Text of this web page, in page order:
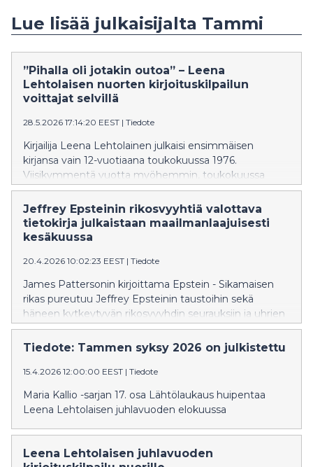
Lue lisää julkaisijalta Tammi
”Pihalla oli jotakin outoa” – Leena
Lehtolaisen nuorten kirjoituskilpailun
voittajat selvillä
28.5.2026 17:14:20 EEST | Tiedote
Kirjailija Leena Lehtolainen julkaisi ensimmäisen
kirjansa vain 12-vuotiaana toukokuussa 1976.
Viisikymmentä vuotta myöhemmin, toukokuussa
2026, Tammi julkaisee Leena Lehtolaisen 42. teoksen,
nuortenromaanin Kissajumalan kevät. Se on
mukaelma Lehtolaisen esikoisteoksesta. Lehtolaisen
huikeaa uraa juhlistettiin kustantaja Tammen
kirjoituskilpailulla, jonka voittajat on nyt julkistettu.
Jeffrey Epsteinin rikosvyyhtiä valottava
tietokirja julkaistaan maailmanlaajuisesti
kesäkuussa
20.4.2026 10:02:23 EEST | Tiedote
James Pattersonin kirjoittama Epstein - Sikamaisen
rikas pureutuu Jeffrey Epsteinin taustoihin sekä
häneen kytkeytyvän rikosvyyhdin seurauksiin ja uhrien
kokemuksiin. Kirjan suomentaa Ilkka Rekiaro.
Tiedote: Tammen syksy 2026 on julkistettu
15.4.2026 12:00:00 EEST | Tiedote
Maria Kallio -sarjan 17. osa Lähtölaukaus huipentaa
Leena Lehtolaisen juhlavuoden elokuussa
Leena Lehtolaisen juhlavuoden